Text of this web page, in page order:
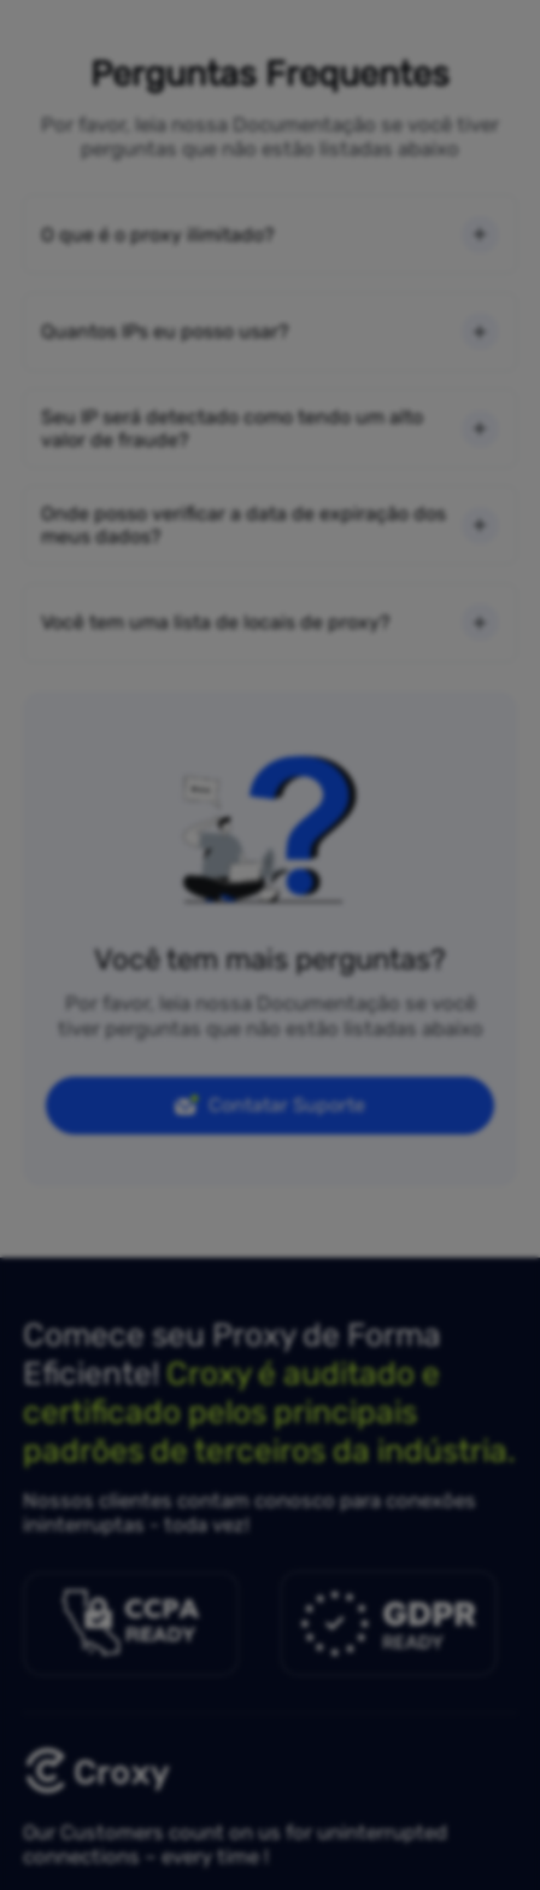
Perguntas Frequentes
Por favor, leia nossa Documentação se você tiver
perguntas que não estão listadas abaixo
O que é o proxy ilimitado?
Quantos IPs eu posso usar?
Seu IP será detectado como tendo um alto
valor de fraude?
Onde posso verificar a data de expiração dos
meus dados?
Você tem uma lista de locais de proxy?
Você tem mais perguntas?
Por favor, leia nossa Documentação se você
tiver perguntas que não estão listadas abaixo
Contatar Suporte
Comece seu Proxy de Forma
Eficiente!Croxy é auditado e
certificado pelos principais
padrões de terceiros da indústria.
Nossos clientes contam conosco para conexões
ininterruptas - toda vez!
Our Customers count on us for uninterrupted
connections – every time !